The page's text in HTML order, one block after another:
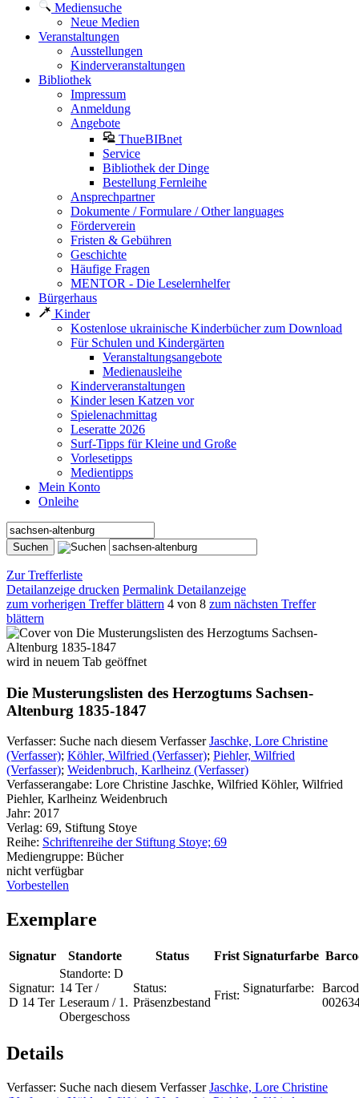
Mediensuche
Neue Medien
Veranstaltungen
Ausstellungen
Kinderveranstaltungen
Bibliothek
Impressum
Anmeldung
Angebote
ThueBIBnet
Service
Bibliothek der Dinge
Bestellung Fernleihe
Ansprechpartner
Dokumente / Formulare / Other languages
Förderverein
Fristen & Gebühren
Geschichte
Häufige Fragen
MENTOR - Die Leselernhelfer
Bürgerhaus
Kinder
Kostenlose ukrainische Kinderbücher zum Download
Für Schulen und Kindergärten
Veranstaltungsangebote
Medienausleihe
Kinderveranstaltungen
Kinder lesen Katzen vor
Spielenachmittag
Leseratte 2026
Surf-Tipps für Kleine und Große
Vorlesetipps
Medientipps
Mein Konto
Onleihe
Zur Trefferliste
Detailanzeige drucken Permalink Detailanzeige
zum vorherigen Treffer blättern 4 von 8 zum nächsten Treffer
blättern
wird in neuem Tab geöffnet
Die Musterungslisten des Herzogtums Sachsen-
Altenburg 1835-1847
Verfasser: Suche nach diesem Verfasser Jaschke, Lore Christine
(Verfasser); Köhler, Wilfried (Verfasser); Piehler, Wilfried
(Verfasser); Weidenbruch, Karlheinz (Verfasser)
Verfasserangabe: Lore Christine Jaschke, Wilfried Köhler, Wilfried
Piehler, Karlheinz Weidenbruch
Jahr: 2017
Verlag: 69, Stiftung Stoye
Reihe: Schriftenreihe der Stiftung Stoye; 69
Mediengruppe: Bücher
nicht verfügbar
Vorbestellen
Exemplare
Signatur Standorte Status Frist Signaturfarbe
Signatur:
D 14 Ter
Standorte: D
14 Ter /
Leseraum / 1.
Obergeschoss
Status:
Präsenzbestand
Frist:
Signaturfarbe:
Details
Verfasser: Suche nach diesem Verfasser Jaschke, Lore Christine